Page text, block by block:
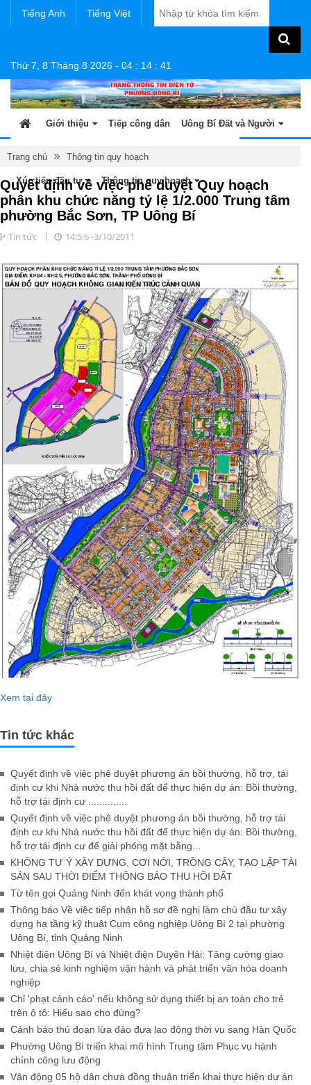
Tiếng Anh Tiếng Việt
Thứ 7, 8 Tháng 8 2026 - 04 : 14 : 41
Giới thiệu Tiếp công dân Uông Bí Đất và Người
Tin tức - sự kiện Sản phẩm OCOP
Xúc tiến đầu tư Thông tin quy hoạch
Trang chủ Thông tin quy hoạch
Quyết định về việc phê duyệt Quy hoạch
phân khu chức năng tỷ lệ 1/2.000 Trung tâm
phường Bắc Sơn, TP Uông Bí
Tin tức 14:5:6 -3/10/2011
Xem tại đây
Tin tức khác
Quyết định về việc phê duyệt phương án bồi thường, hỗ trợ, tái
định cư khi Nhà nước thu hồi đất để thực hiện dự án: Bồi thường,
hỗ trợ tái định cư ..............
Quyết định về việc phê duyệt phương án bồi thường, hỗ trợ tái
định cư khi Nhà nước thu hồi đất để thực hiện dự án: Bồi thường,
hỗ trợ tái định cư để giải phóng mặt bằng...
KHÔNG TỰ Ý XÂY DỰNG, CƠI NỚI, TRỒNG CÂY, TẠO LẬP TÀI
SẢN SAU THỜI ĐIỂM THÔNG BÁO THU HỒI ĐẤT
Từ tên gọi Quảng Ninh đến khát vọng thành phố
Thông báo Về việc tiếp nhận hồ sơ đề nghị làm chủ đầu tư xây
dựng hạ tầng kỹ thuật Cụm công nghiệp Uông Bí 2 tại phường
Uông Bí, tỉnh Quảng Ninh
Nhiệt điện Uông Bí và Nhiệt điện Duyên Hải: Tăng cường giao
lưu, chia sẻ kinh nghiệm vận hành và phát triển văn hóa doanh
nghiệp
Chỉ 'phạt cảnh cáo' nếu không sử dụng thiết bị an toàn cho trẻ
trên ô tô: Hiểu sao cho đúng?
Cảnh báo thủ đoạn lừa đảo đưa lao động thời vụ sang Hàn Quốc
Phường Uông Bí triển khai mô hình Trung tâm Phục vụ hành
chính công lưu động
Vận động 05 hộ dân chưa đồng thuận triển khai thực hiện dự án